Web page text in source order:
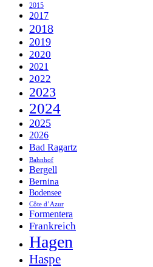
2015
2017
2018
2019
2020
2021
2022
2023
2024
2025
2026
Bad Ragartz
Bahnhof
Bergell
Bernina
Bodensee
Côte d’Azur
Formentera
Frankreich
Hagen
Haspe